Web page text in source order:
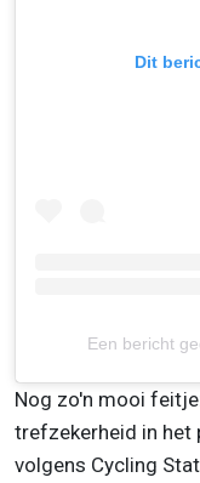
Dit
Een bericht
Nog zo'n mooi
trefzekerheid in het
volgens Cycling